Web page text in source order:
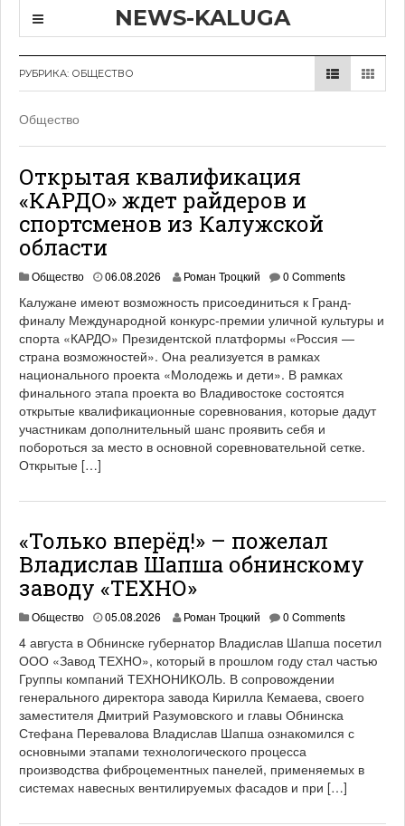
NEWS-KALUGA
РУБРИКА: ОБЩЕСТВО
Общество
Открытая квалификация
«КАРДО» ждет райдеров и
спортсменов из Калужской
области
Общество 06.08.2026 Роман Троцкий 0 Comments
Калужане имеют возможность присоединиться к Гранд-
финалу Международной конкурс-премии уличной культуры и
спорта «КАРДО» Президентской платформы «Россия —
страна возможностей». Она реализуется в рамках
национального проекта «Молодежь и дети». В рамках
финального этапа проекта во Владивостоке состоятся
открытые квалификационные соревнования, которые дадут
участникам дополнительный шанс проявить себя и
побороться за место в основной соревновательной сетке.
Открытые […]
«Только вперёд!» – пожелал
Владислав Шапша обнинскому
заводу «ТЕХНО»
Общество 05.08.2026 Роман Троцкий 0 Comments
4 августа в Обнинске губернатор Владислав Шапша посетил
ООО «Завод ТЕХНО», который в прошлом году стал частью
Группы компаний ТЕХНОНИКОЛЬ. В сопровождении
генерального директора завода Кирилла Кемаева, своего
заместителя Дмитрий Разумовского и главы Обнинска
Стефана Перевалова Владислав Шапша ознакомился с
основными этапами технологического процесса
производства фиброцементных панелей, применяемых в
системах навесных вентилируемых фасадов и при […]